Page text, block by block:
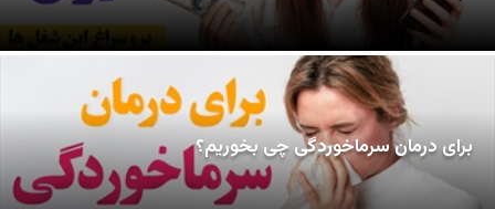
برای درمان سرماخوردگی چی بخوریم؟